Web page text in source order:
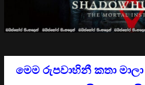
මෙම රුපවාහිනී කතා